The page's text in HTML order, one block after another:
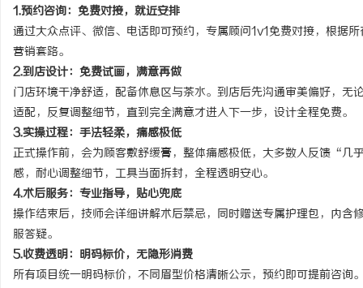
1.预约咨询：免费对接，就近安排
通过大众点评、 微信、电话即可预约，专属顾问1v1免费对接，根据
营销套路。
2.到店设计：免费试画，满意再做
门店环境干净舒适，配备休息区与茶水。到店后先沟通审美偏好，
适配，反复调整细节，直到完全满意才进入下一步，设计全程免费。
3.实操过程：手法轻柔，痛感极低
正式操作前，会为顾客敷舒缓膏，整体痛感极低， 大多数人反馈“几
感，耐心调整细节，工具当面拆封，全程透明安心。
4.术后服务：专业指导，贴心兜底
操作结束后，技师会详细讲解术后禁忌，同时赠送专属护理包，内
服答疑。
5.收费透明：明码标价，无隐形消费
所有项目统一明码标价，不同眉型价格清晰公示，预约即可提前咨